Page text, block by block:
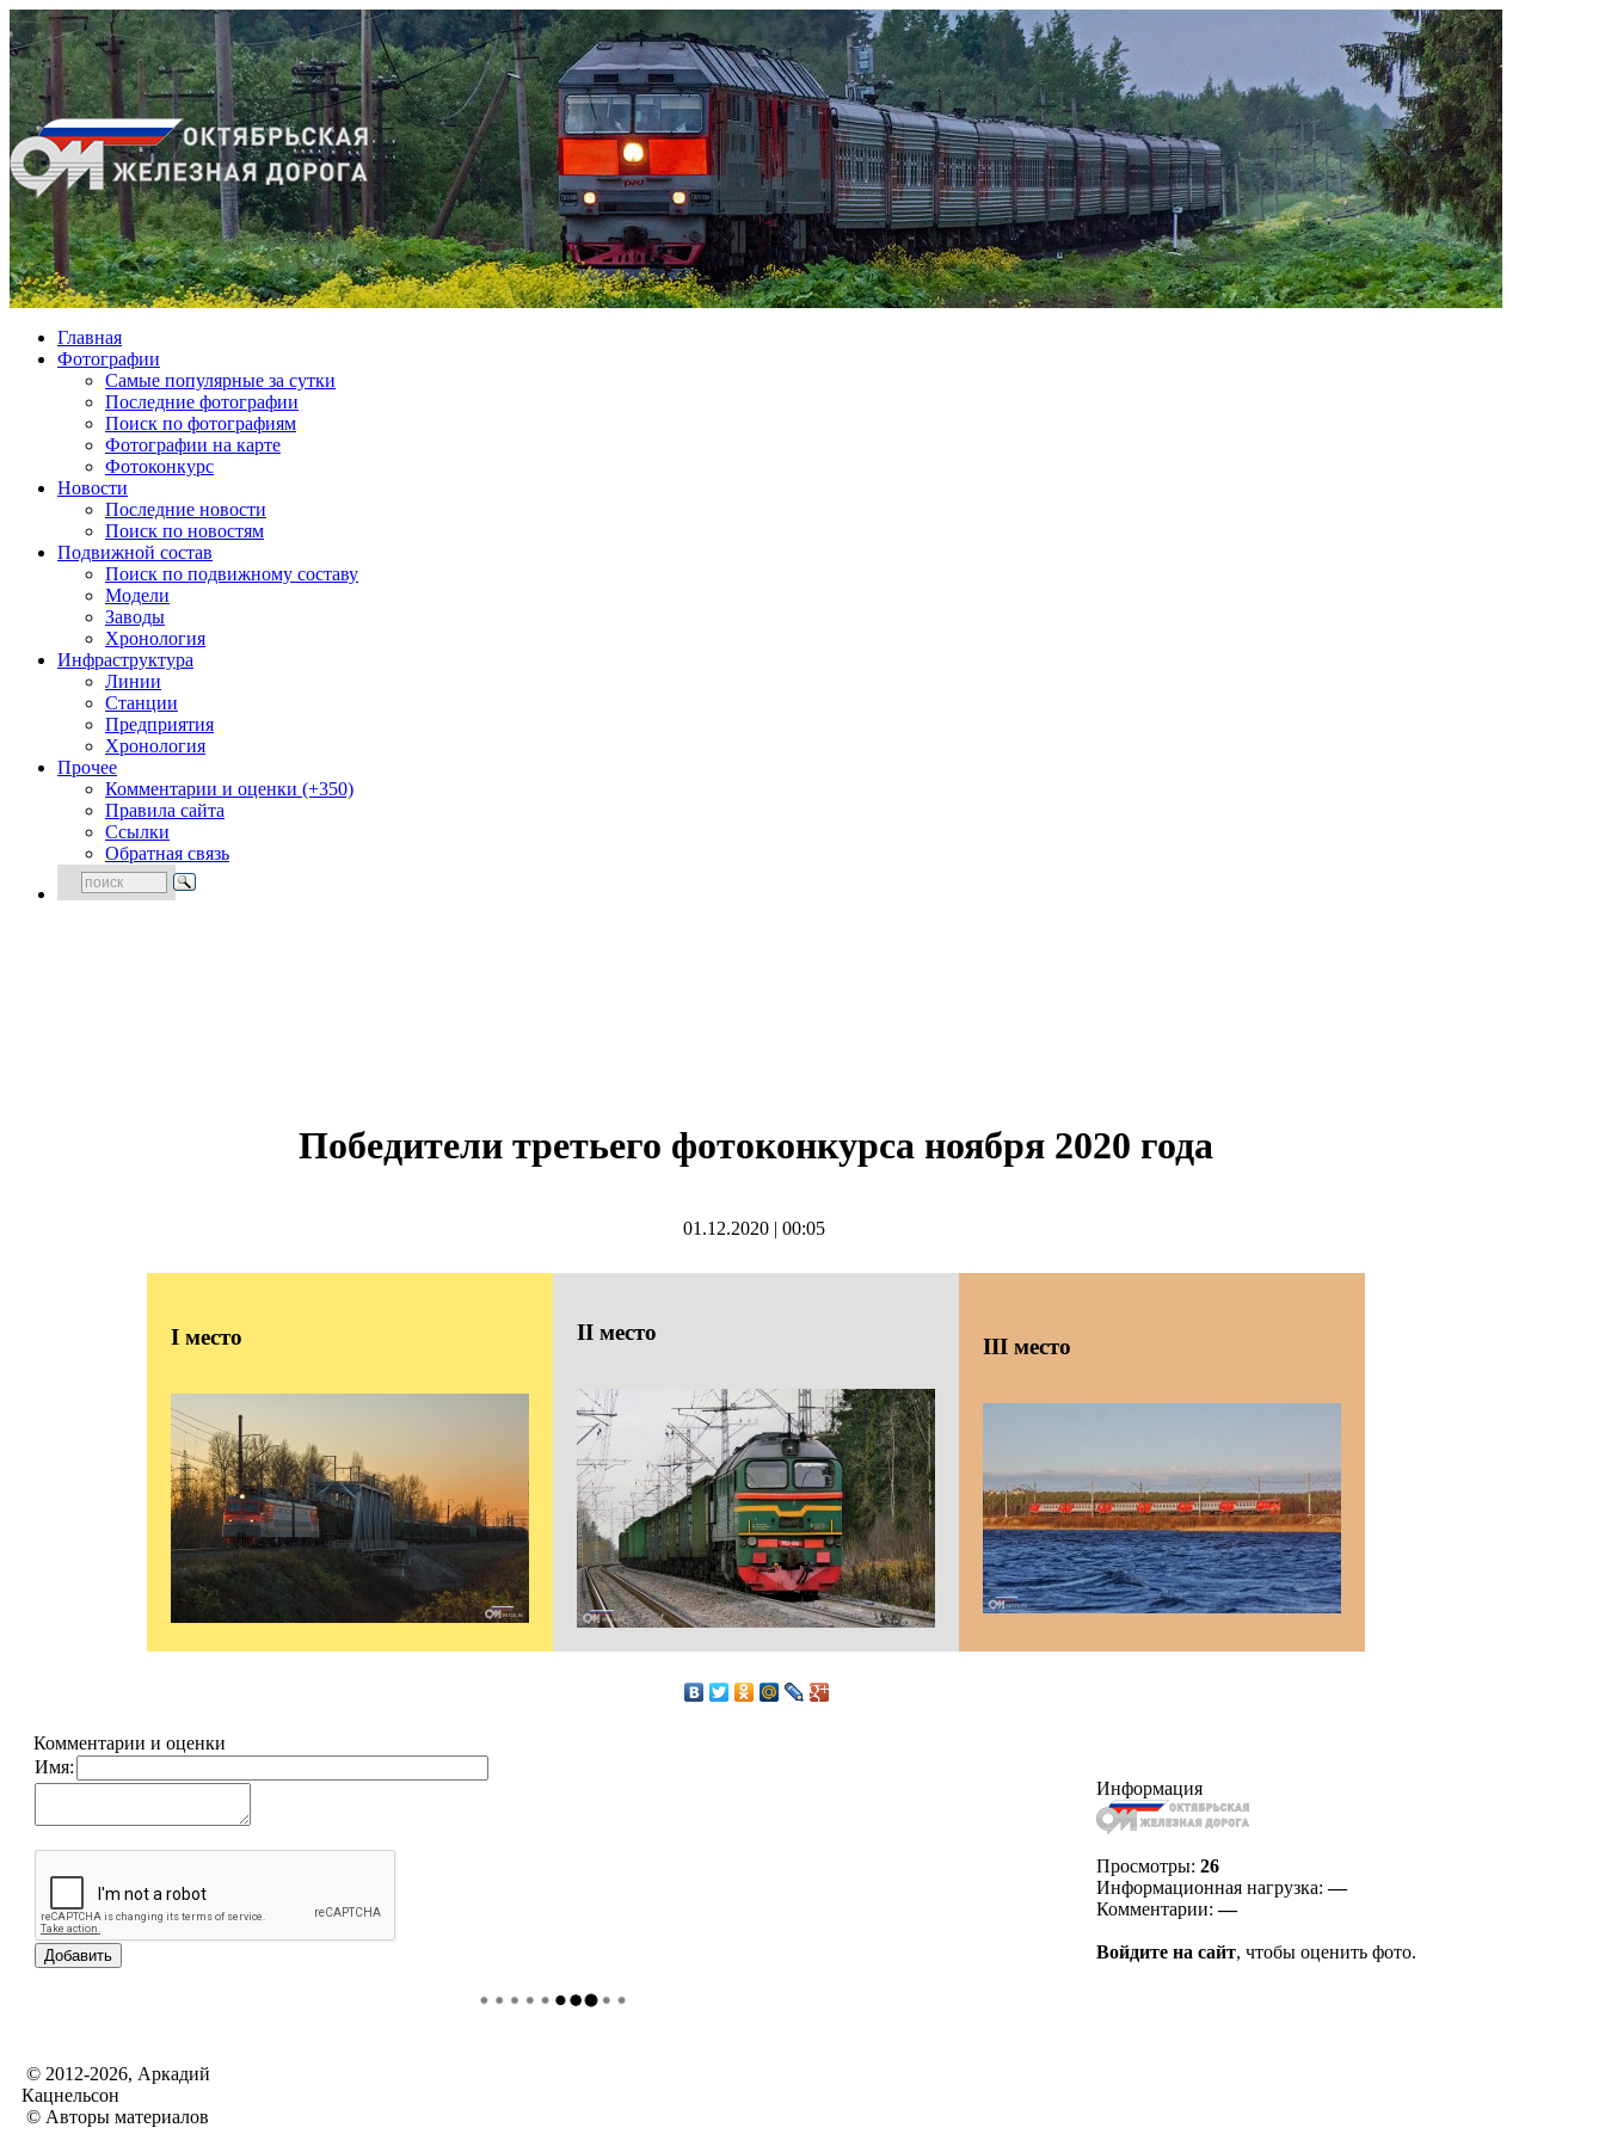
Главная
Фотографии
Cамые популярные за сутки
Последние фотографии
Поиск по фотографиям
Фотографии на карте
Фотоконкурс
Новости
Последние новости
Поиск по новостям
Подвижной состав
Поиск по подвижному составу
Модели
Заводы
Хронология
Инфраструктура
Линии
Станции
Предприятия
Хронология
Прочее
Комментарии и оценки (+350)
Правила сайта
Ссылки
Обратная связь
Победители третьего фотоконкурса ноября 2020 года
01.12.2020| 00:05
I место II место
III место
Комментарии и оценки
Имя:
Информация
Просмотры: 26
Информационная нагрузка:—
Комментарии:—
Войдите на сайт, чтобы оценить фото.
© 2012-2026, Аркадий
Кацнельсон
© Авторы материалов